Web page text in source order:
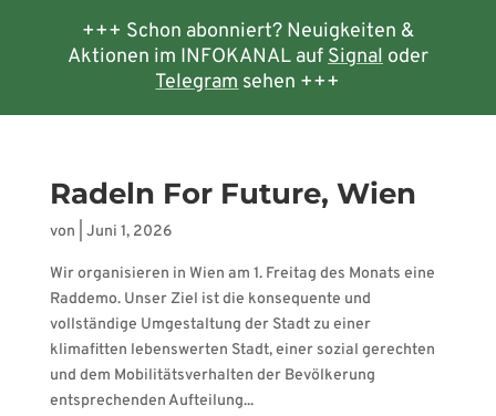
+++ Schon abonniert? Neuigkeiten &
Aktionen im INFOKANAL aufSignaloder
Telegramsehen +++
Radeln For Future, Wien
von Juni 1, 2026
Wir organisieren in Wien am 1. Freitag des Monats eine
Raddemo. Unser Ziel ist die konsequente und
vollständige Umgestaltung der Stadt zu einer
klimafitten lebenswerten Stadt, einer sozial gerechten
und dem Mobilitätsverhalten der Bevölkerung
entsprechenden Aufteilung...